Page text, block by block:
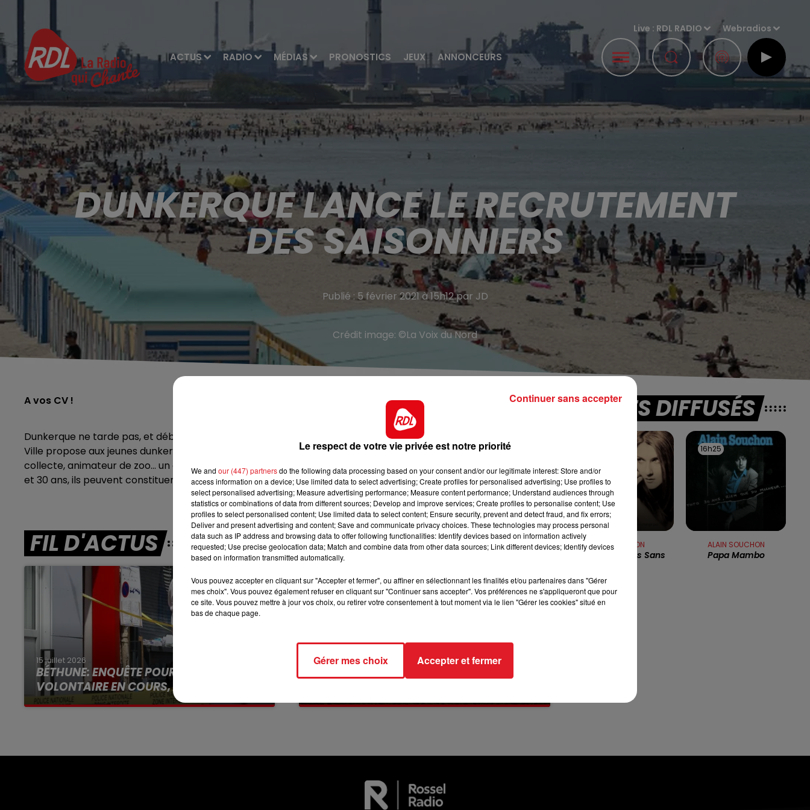
ACTUS RADIO MÉDIAS PRONOSTICS JEUX ANNONCEURS
Live : RDL RADIO Webradios
16h00 - 19h00
LE JUKEBOX RDL
12h00 - 13h00
DUNKERQUE LANCE LE RECRUTEMENT
DES SAISONNIERS
Publié : 5 février 2021 à 15h12 par JD
Crédit image: ©La Voix du Nord
A vos CV !
Dunkerque ne tarde pas, et débute son recrutement pour les emplois saisonniers. Comme chaque année, la
Ville propose aux jeunes dunkerquois des contrats pour les aider à payer leurs études. Aide jardinier, agent de
collecte, animateur de zoo… un grand panel de métiers est proposé. Si vos enfants, petits-enfants ont entre 17
et 30 ans, ils peuvent constituer leur dossierici!
FIL D'ACTUS
15 juillet 2026
BÉTHUNE: ENQUÊTE POUR HOMICIDE
VOLONTAIRE EN COURS, APRÈS LA...
Selon les premiers éléments, le logement
13 juillet 2026
WINGLES: UN JEUNE PERD LA VIE, NOYÉ À
La victime a coulé à pic
TITRES DIFFUSÉS
CELINE DION
Ne Partez Pas Sans
16h25
16h25
ALAIN SOUCHON
Papa Mambo
Le respect de votre vie privée est notre priorité
We and our (447) partnersdo the following data processing based on your consent and/or our legitimate interest: Store and/or
access information on a device; Use limited data to select advertising; Create profiles for personalised advertising; Use profiles to
select personalised advertising; Measure advertising performance; Measure content performance; Understand audiences through
statistics or combinations of data from different sources; Develop and improve services; Create profiles to personalise content; Use
profiles to select personalised content; Use limited data to select content; Ensure security, prevent and detect fraud, and fix errors;
Deliver and present advertising and content; Save and communicate privacy choices. These technologies may process personal
data such as IP address and browsing data to offer following functionalities: Identify devices based on information actively
requested; Use precise geolocation data; Match and combine data from other data sources; Link different devices; Identify devices
based on information transmitted automatically.
Vous pouvez accepter en cliquant sur "Accepter et fermer", ou affiner en sélectionnant les finalités et/ou partenaires dans "Gérer
mes choix". Vous pouvez également refuser en cliquant sur "Continuer sans accepter". Vos préférences ne s'appliqueront que pour
ce site. Vous pouvez mettre à jour vos choix, ou retirer votre consentement à tout moment via le lien "Gérer les cookies" situé en
bas de chaque page.
Gérer mes choix Accepter et fermer
Continuer sans accepter